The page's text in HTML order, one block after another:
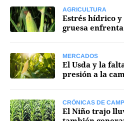
Lechería
Tecnología
Agenda
Clima
AGRICULTURA
Estrés hídrico
gruesa
MERCADOS
El Usda y la
presión a la
CRÓNICAS DE
El Niño trajo